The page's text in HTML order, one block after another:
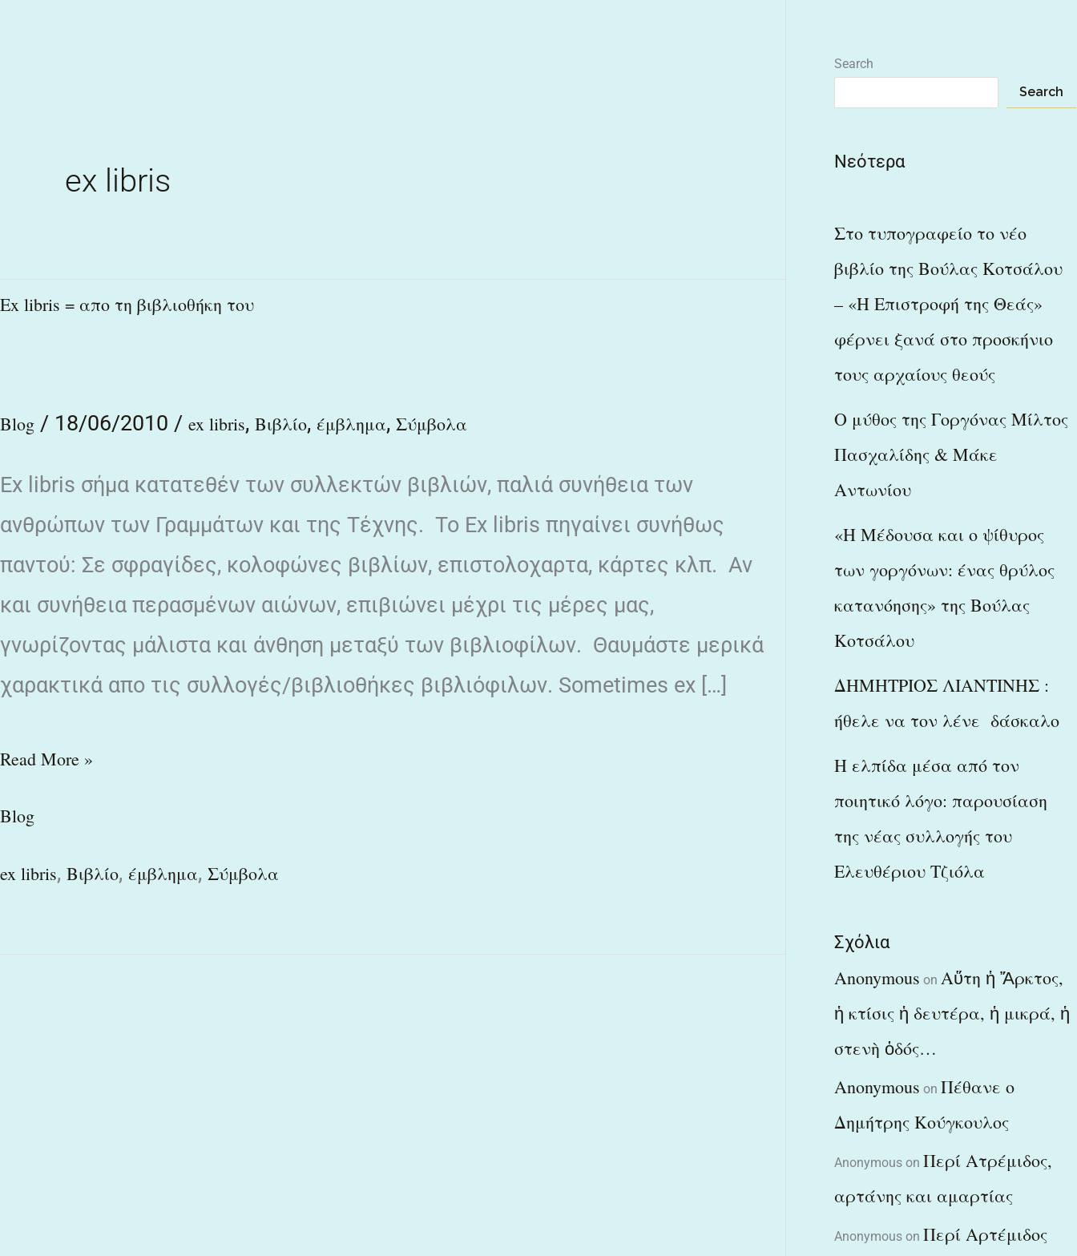
ex libris
Ex libris = απο τη βιβλιοθήκη του
Blog / 18/06/2010 / ex libris, Βιβλίο, έμβλημα, Σύμβολα
Ex libris σήμα κατατεθέν των συλλεκτών βιβλιών, παλιά συνήθεια των
ανθρώπων των Γραμμάτων και της Τέχνης. Το Εx libris πηγαίνει συνήθως
παντού: Σε σφραγίδες, κολοφώνες βιβλίων, επιστολοχαρτα, κάρτες κλπ. Αν
και συνήθεια περασμένων αιώνων, επιβιώνει μέχρι τις μέρες μας,
γνωρίζοντας μάλιστα και άνθηση μεταξύ των βιβλιοφίλων. Θαυμάστε μερικά
χαρακτικά απο τις συλλογές/βιβλιοθήκες βιβλιόφιλων. Sometimes ex […]
Ex
τη
του
Read More »
Blog
ex libris, Βιβλίο, έμβλημα, Σύμβολα
Search
Search
Νεότερα
Στο τυπογραφείο το νέο
βιβλίο της Βούλας Κοτσάλου
– «Η Επιστροφή της Θεάς»
φέρνει ξανά στο προσκήνιο
τους αρχαίους θεούς
Ο μύθος της Γοργόνας Μίλτος
Πασχαλίδης & Μάκε
Αντωνίου
«Η Μέδουσα και ο ψίθυρος
των γοργόνων: ένας θρύλος
κατανόησης» της Βούλας
Κοτσάλου
ΔΗΜΗΤΡΙΟΣ ΛΙΑΝΤΙΝΗΣ :
ήθελε να τον λένε δάσκαλο
Η ελπίδα μέσα από τον
ποιητικό λόγο: παρουσίαση
της νέας συλλογής του
Ελευθέριου Τζιόλα
Σχόλια
Anonymous on Αὕτη ἡ Ἄρκτος,
ἡ κτίσις ἡ δευτέρα, ἡ μικρά, ἡ
στενὴ ὁδός…
Anonymous on Πέθανε ο
Δημήτρης Κούγκουλος
Anonymous on Περί Ατρέμιδος,
αρτάνης και αμαρτίας
Anonymous on Περί Αρτέμιδος